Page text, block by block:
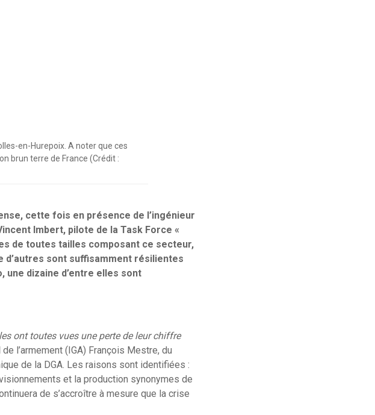
en-Hurepoix. A noter que ces
brun terre de France (Crédit :
cette fois en présence de l’ingénieur
Imbert, pilote de la Task Force «
de toutes tailles composant ce secteur,
d’autres sont suffisamment résilientes
dizaine d’entre elles sont
ont toutes vues une perte de leur chiffre
l’armement (IGA) François Mestre, du
de la DGA. Les raisons sont identifiées :
et la production synonymes de
de s’accroître à mesure que la crise